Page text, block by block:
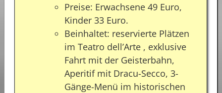
Preise: Erwachsene 49 Euro,
Kinder 33 Euro.
Beinhaltet: reservierte Plätzen
im Teatro dell’Arte , exklusive
Fahrt mit der Geisterbahn,
Aperitif mit Dracu-Secco, 3-
Gänge-Menü im historischen